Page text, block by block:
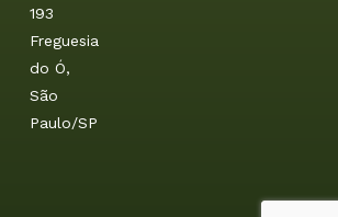
193
Freguesia
do Ó,
São
Paulo/SP